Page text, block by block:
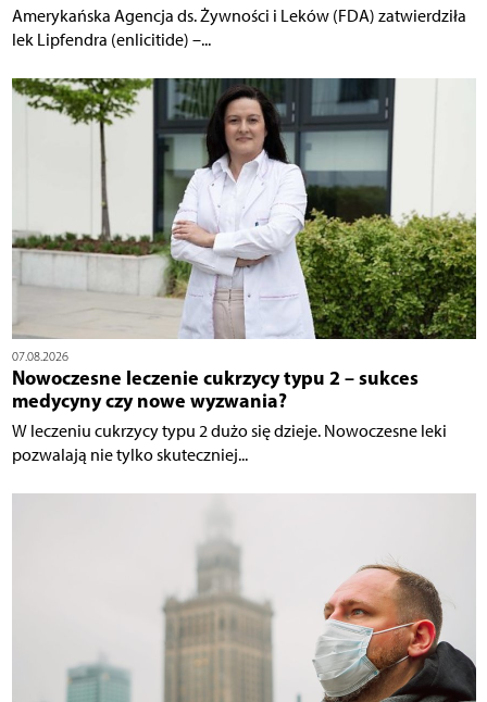
Amerykańska Agencja ds. Żywności i Leków (FDA) zatwierdziła
lek Lipfendra (enlicitide) –...
07.08.2026
Nowoczesne leczenie cukrzycy typu 2 – sukces
medycyny czy nowe wyzwania?
W leczeniu cukrzycy typu 2 dużo się dzieje. Nowoczesne leki
pozwalają nie tylko skuteczniej...